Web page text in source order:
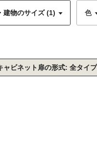
建物のサイズ (1) 色
ャビネット扉の形式: 全タイ